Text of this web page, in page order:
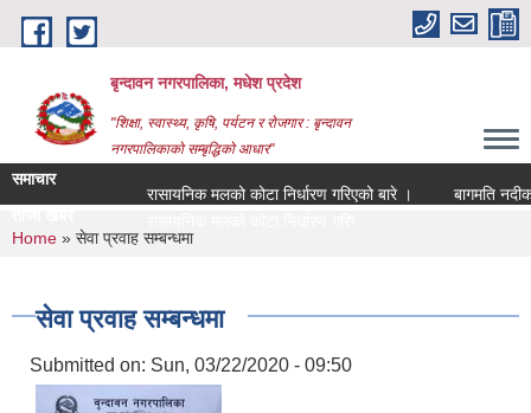
Skip to main content
बृन्दावन नगरपालिका, मधेश प्रदेश
"शिक्षा, स्वास्थ्य, कृषि, पर्यटन र रोजगार : बृन्दावन
नगरपालिकाको सम्बृद्धिको आधार"
समाचार
रासायनिक मलको कोटा निर्धारण गरिएको बारे ।
बागमति नदीको
You are here
Home » सेवा प्रवाह सम्बन्धमा
सेवा प्रवाह सम्बन्धमा
Submitted on: Sun, 03/22/2020 - 09:50